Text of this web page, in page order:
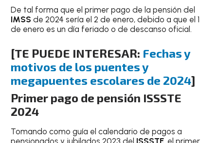
De tal forma que el primer pago de la pensión del
IMSSde 2024 sería el 2 de enero, debido a que el 1
de enero es un día feriado o de descanso oficial.
[TE PUEDE INTERESAR: Fechas y
motivos de los puentes y
megapuentes escolares de 2024]
Primer pago de pensión ISSSTE
2024
Tomando como guía el calendario de pagos a
pensionados y jubilados 2023 del ISSSTE , el primer